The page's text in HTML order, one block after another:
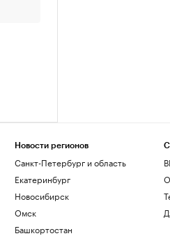
Новости регионов
Санкт-Петербург и область
Екатеринбург
Новосибирск
Омск
Башкортостан